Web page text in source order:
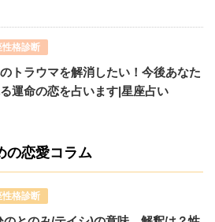
性格診断
トラウマを解消したい！今後あなた
運命の恋を占います|星座占い
の恋愛コラム
格診断